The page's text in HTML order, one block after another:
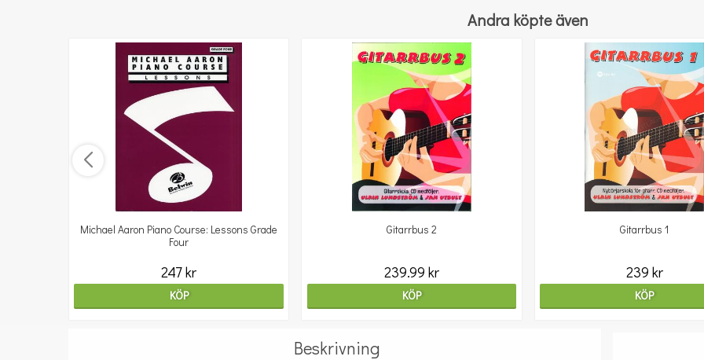
Andra köpte även
Michael Aaron Piano Course: Lessons Grade
Four
247 kr
KÖP
Gitarrbus 2
239.99 kr
KÖP
Gitarrbus 1
239 kr
KÖP
Beskrivning